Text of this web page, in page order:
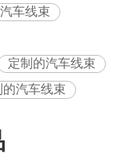
车线束
定制的汽车线束
汽车线束